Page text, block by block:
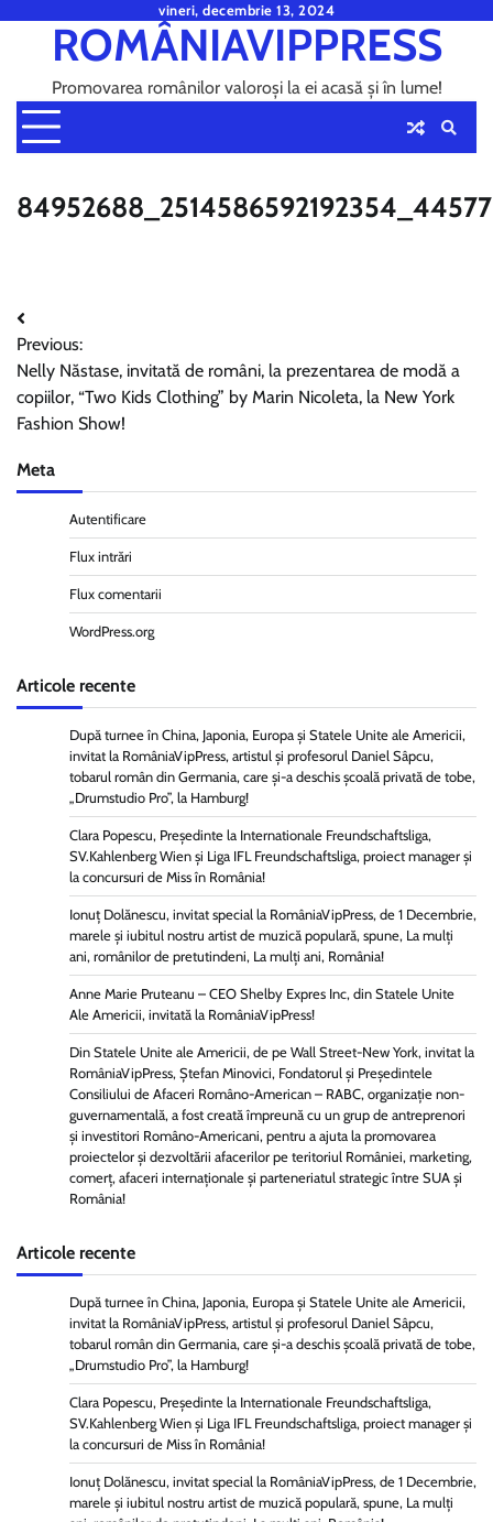
content
vineri, decembrie 13, 2024
ROMÂNIAVIPPRESS
Promovarea românilor valoroși la ei acasă și în lume!
Navigare
în
articole
Previous:
Nelly Năstase, invitată de români, la prezentarea de modă a
copiilor, “Two Kids Clothing” by Marin Nicoleta, la New York
Fashion Show!
Meta
Autentificare
Flux intrări
Flux comentarii
WordPress.org
Articole recente
După turnee în China, Japonia, Europa și Statele Unite ale Americii,
invitat la RomâniaVipPress, artistul și profesorul Daniel Sâpcu,
tobarul român din Germania, care și-a deschis școală privată de tobe,
„Drumstudio Pro”, la Hamburg!
Clara Popescu, Președinte la Internationale Freundschaftsliga,
SV.Kahlenberg Wien şi Liga IFL Freundschaftsliga, proiect manager și
la concursuri de Miss în România!
Ionuț Dolănescu, invitat special la RomâniaVipPress, de 1 Decembrie,
marele și iubitul nostru artist de muzică populară, spune, La mulți
ani, românilor de pretutindeni, La mulți ani, România!
Anne Marie Pruteanu – CEO Shelby Expres Inc, din Statele Unite
Ale Americii, invitată la RomâniaVipPress!
Din Statele Unite ale Americii, de pe Wall Street-New York, invitat la
RomâniaVipPress, Ștefan Minovici, Fondatorul și Președintele
Consiliului de Afaceri Româno-American – RABC, organizație non-
guvernamentală, a fost creată împreună cu un grup de antreprenori
și investitori Româno-Americani, pentru a ajuta la promovarea
proiectelor și dezvoltării afacerilor pe teritoriul României, marketing,
comerț, afaceri internaționale și parteneriatul strategic între SUA și
România!
Articole recente
După turnee în China, Japonia, Europa și Statele Unite ale Americii,
invitat la RomâniaVipPress, artistul și profesorul Daniel Sâpcu,
tobarul român din Germania, care și-a deschis școală privată de tobe,
„Drumstudio Pro”, la Hamburg!
Clara Popescu, Președinte la Internationale Freundschaftsliga,
SV.Kahlenberg Wien şi Liga IFL Freundschaftsliga, proiect manager și
la concursuri de Miss în România!
Ionuț Dolănescu, invitat special la RomâniaVipPress, de 1 Decembrie,
marele și iubitul nostru artist de muzică populară, spune, La mulți